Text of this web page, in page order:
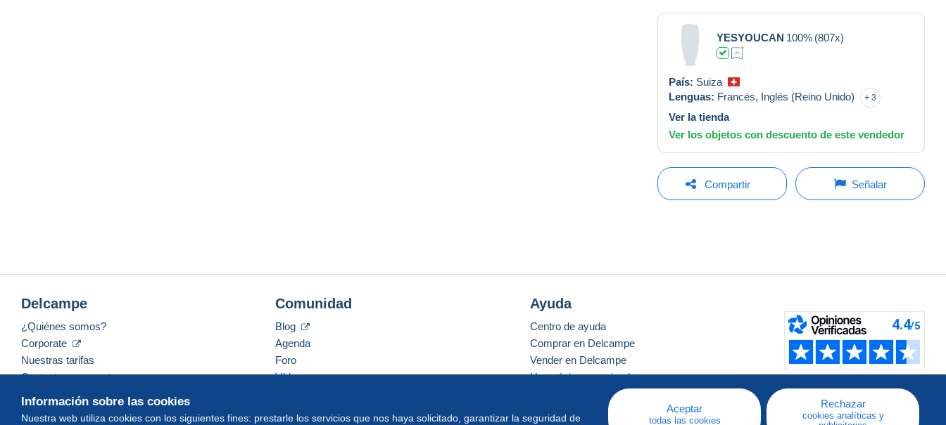
YESYOUCAN 100% (807x)
País: Suiza
Lenguas: Francés, Inglés (Reino Unido) 3
Ver la tienda
Ver los objetos con descuento de este vendedor
Compartir Señalar
Información sobre las cookies
Nuestra web utiliza cookies con los siguientes fines: prestarle los servicios que nos haya solicitado, garantizar la seguridad de
Aceptar
todas las cookies
Rechazar
cookies analíticas y
Delcampe
¿Quiénes somos?
Corporate
Nuestras tarifas
Contacte con nosotros
Comunidad
Blog
Agenda
Foro
Vídeos
Ayuda
Centro de ayuda
Comprar en Delcampe
Vender en Delcampe
Una página securizada